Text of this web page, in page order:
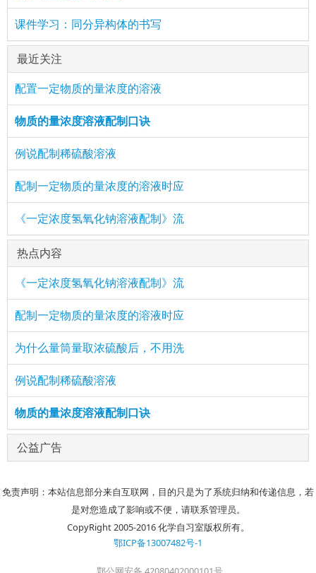
课件学习：同分异构体的书写
最近关注
配置一定物质的量浓度的溶液
物质的量浓度溶液配制口诀
例说配制稀硫酸溶液
配制一定物质的量浓度的溶液时应
《一定浓度氢氧化钠溶液配制》流
热点内容
《一定浓度氢氧化钠溶液配制》流
配制一定物质的量浓度的溶液时应
为什么量筒量取浓硫酸后，不用洗
例说配制稀硫酸溶液
物质的量浓度溶液配制口诀
公益广告
免责声明：本站信息部分来自互联网，目的只是为了系统归纳和传递信息，若
是对您造成了影响或不便，请联系管理员。
CopyRight 2005-2016 化学自习室版权所有。
鄂ICP备13007482号-1